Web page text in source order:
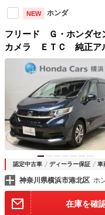
NEW ホンダ
フリード Ｇ・ホンダ
カメラ ＥＴＣ 純正
両側電動スライドドア
ＳＢ ＬＥＤ 禁煙車
Ｓ 半革
認定中古車 ディーラー保証 車
神奈川県横浜市港北区 ホ
在庫を確